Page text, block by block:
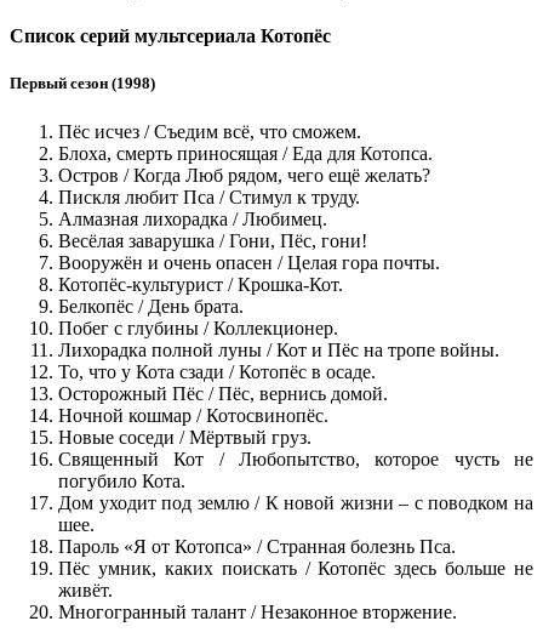
Список серий мультсериала Котопёс
Первый сезон (1998)
Пёс исчез / Съедим всё, что сможем.
Блоха, смерть приносящая / Еда для Котопса.
Остров / Когда Люб рядом, чего ещё желать?
Пискля любит Пса / Стимул к труду.
Алмазная лихорадка / Любимец.
Весёлая заварушка / Гони, Пёс, гони!
Вооружён и очень опасен / Целая гора почты.
Котопёс-культурист / Крошка-Кот.
Белкопёс / День брата.
Побег с глубины / Коллекционер.
Лихорадка полной луны / Кот и Пёс на тропе войны.
То, что у Кота сзади / Котопёс в осаде.
Осторожный Пёс / Пёс, вернись домой.
Ночной кошмар / Котосвинопёс.
Новые соседи / Мёртвый груз.
Священный Кот / Любопытство, которое чусть не
погубило Кота.
Дом уходит под землю / К новой жизни – с поводком на
шее.
Пароль «Я от Котопса» / Странная болезнь Пса.
Пёс умник, каких поискать / Котопёс здесь больше не
живёт.
Многогранный талант / Незаконное вторжение.